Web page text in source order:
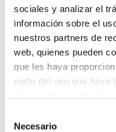
sociales y analizar el
información sobre el
nuestros partners de
web, quienes pueden
que les haya
partir del uso que haya
Necesario
GUÍA
COOKIES
ÚLTIMA
(2023)